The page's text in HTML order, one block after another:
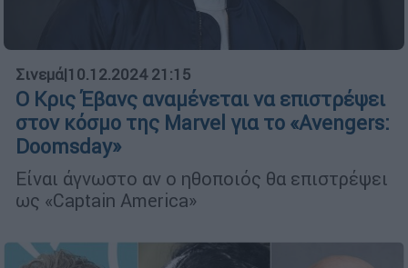
Σινεμά|10.12.2024 21:15
Ο Κρις Έβανς αναμένεται να επιστρέψει
στον κόσμο της Marvel για το «Avengers:
Doomsday»
Είναι άγνωστο αν ο ηθοποιός θα επιστρέψει
ως «Captain America»